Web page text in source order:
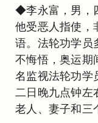
◆李永富，男，
他受恶人指使，
语。法轮功学员
不悔悟，奥运期
名监视法轮功学
二日晚九点钟左
老人、妻子和三